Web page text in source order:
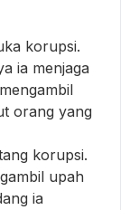
korupsi.
ia menjaga
orang yang
korupsi.
upah
ia